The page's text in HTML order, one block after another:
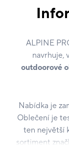
ALPINE
navrhuje,
outdoorové
Nabídka je
Oblečení je
ten největší
sortiment